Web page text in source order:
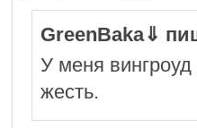
GreenBaka⇓
У меня вингроуд
жесть.